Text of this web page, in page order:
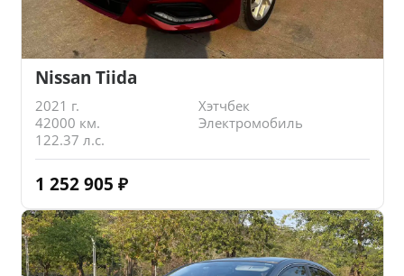
Nissan Tiida
2021 г.
Хэтчбек
42000 км.
Электромобиль
122.37 л.с.
1 252 905 ₽